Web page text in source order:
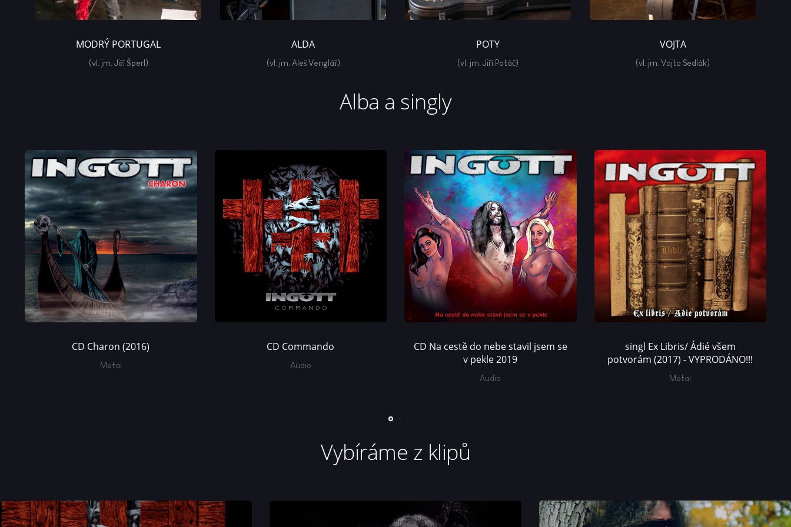
MODRÝ PORTUGAL
(vl. jm. Jiří Šperl)
ALDA
(vl. jm. Aleš Venglář)
POTY
(vl. jm. Jiří Potáč)
VOJTA
(vl. jm. Vojta Sedlák)
Alba a singly
CD Charon (2016)
Metal
CD Commando
Audio
CD Na cestě do nebe stavil jsem se
v pekle 2019
Audio
singl Ex Libris/ Ádié všem
potvorám (2017) - VYPRODÁNO!!!
Metal
Vybíráme z klipů